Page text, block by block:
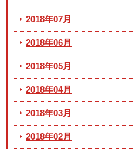
2018年07月
2018年06月
2018年05月
2018年04月
2018年03月
2018年02月